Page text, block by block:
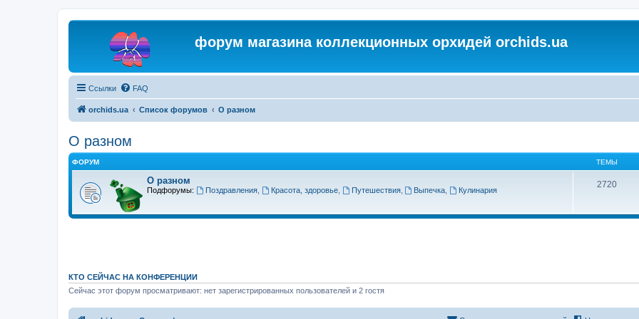
форум магазина коллекционных орхидей orchids.ua
Ссылки FAQ
orchids.ua Список форумов О разном
О разном
ФОРУМ ТЕМЫ
О разном
Подфорумы: Поздравления, Красота, здоровье, Путешествия, Выпечка Кулинария
2720
КТО СЕЙЧАС НА КОНФЕРЕНЦИИ
Сейчас этот форум просматривают: нет зарегистрированных пользователей и 2 гостя